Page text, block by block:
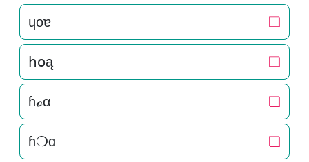
ɥoɐ ❏
հօą ❏
ɦℴα ❏
ɦ❍ɑ ❏